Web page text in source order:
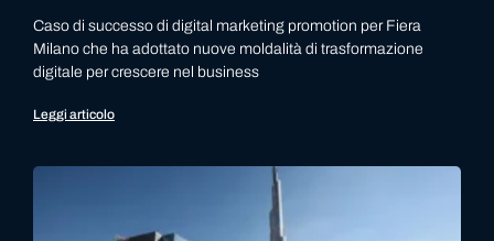
Caso di successo di digital marketing promotion per Fiera
Milano che ha adottato nuove moldalità di trasformazione
digitale per crescere nel business
Leggi articolo